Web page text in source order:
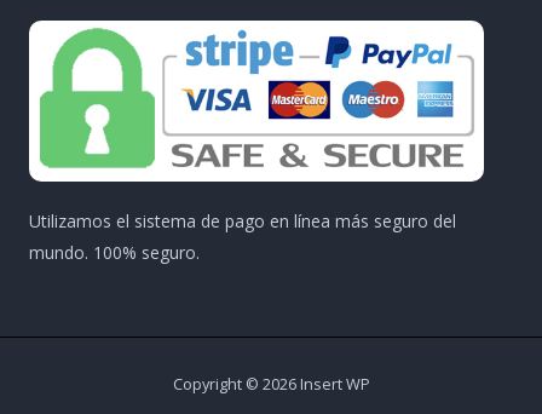
Utilizamos el sistema de pago en línea más seguro del
mundo. 100% seguro.
Copyright © 2026 Insert WP